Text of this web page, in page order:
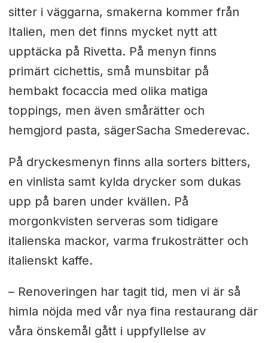
sitter i väggarna, smakerna kommer från
Italien, men det finns mycket nytt att
upptäcka på Rivetta. På menyn finns
primärt cichettis, små munsbitar på
hembakt focaccia med olika matiga
toppings, men även smårätter och
hemgjord pasta, sägerSacha Smederevac.
På dryckesmenyn finns alla sorters bitters,
en vinlista samt kylda drycker som dukas
upp på baren under kvällen. På
morgonkvisten serveras som tidigare
italienska mackor, varma frukosträtter och
italienskt kaffe.
– Renoveringen har tagit tid, men vi är så
himla nöjda med vår nya fina restaurang där
våra önskemål gått i uppfyllelse av